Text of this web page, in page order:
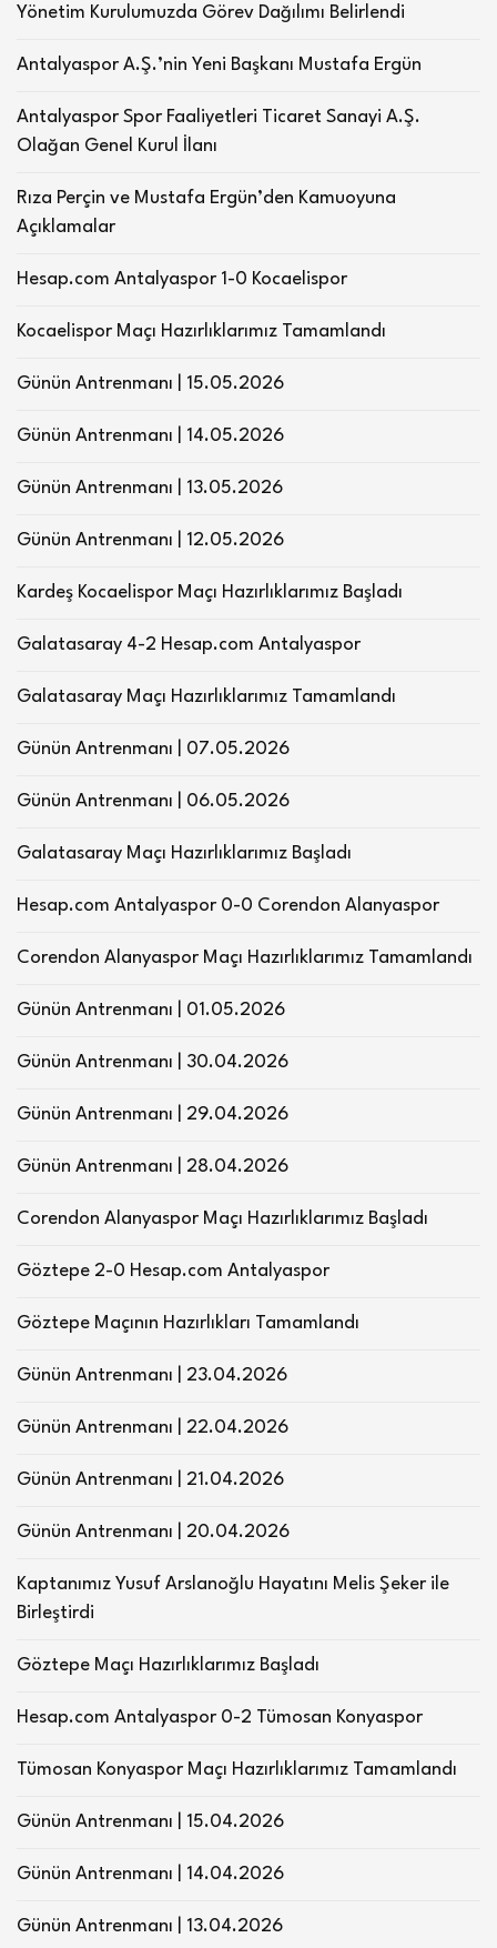
Yönetim Kurulumuzda Görev Dağılımı Belirlendi
Antalyaspor A.Ş.’nin Yeni Başkanı Mustafa Ergün
Antalyaspor Spor Faaliyetleri Ticaret Sanayi A.Ş.
Olağan Genel Kurul İlanı
Rıza Perçin ve Mustafa Ergün’den Kamuoyuna
Açıklamalar
Hesap.com Antalyaspor 1-0 Kocaelispor
Kocaelispor Maçı Hazırlıklarımız Tamamlandı
Günün Antrenmanı | 15.05.2026
Günün Antrenmanı | 14.05.2026
Günün Antrenmanı | 13.05.2026
Günün Antrenmanı | 12.05.2026
Kardeş Kocaelispor Maçı Hazırlıklarımız Başladı
Galatasaray 4-2 Hesap.com Antalyaspor
Galatasaray Maçı Hazırlıklarımız Tamamlandı
Günün Antrenmanı | 07.05.2026
Günün Antrenmanı | 06.05.2026
Galatasaray Maçı Hazırlıklarımız Başladı
Hesap.com Antalyaspor 0-0 Corendon Alanyaspor
Corendon Alanyaspor Maçı Hazırlıklarımız Tamamlandı
Günün Antrenmanı | 01.05.2026
Günün Antrenmanı | 30.04.2026
Günün Antrenmanı | 29.04.2026
Günün Antrenmanı | 28.04.2026
Corendon Alanyaspor Maçı Hazırlıklarımız Başladı
Göztepe 2-0 Hesap.com Antalyaspor
Göztepe Maçının Hazırlıkları Tamamlandı
Günün Antrenmanı | 23.04.2026
Günün Antrenmanı | 22.04.2026
Günün Antrenmanı | 21.04.2026
Günün Antrenmanı | 20.04.2026
Kaptanımız Yusuf Arslanoğlu Hayatını Melis Şeker ile
Birleştirdi
Göztepe Maçı Hazırlıklarımız Başladı
Hesap.com Antalyaspor 0-2 Tümosan Konyaspor
Tümosan Konyaspor Maçı Hazırlıklarımız Tamamlandı
Günün Antrenmanı | 15.04.2026
Günün Antrenmanı | 14.04.2026
Günün Antrenmanı | 13.04.2026